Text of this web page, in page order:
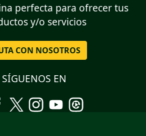
perfecta para ofrecer tus
y/o servicios
CON NOSOTROS
SÍGUENOS EN